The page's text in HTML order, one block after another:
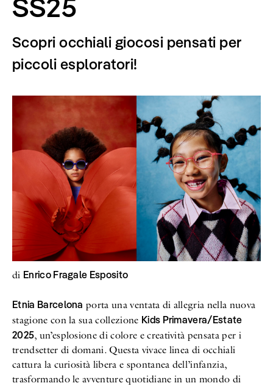
Newsletter
Privacy Policy
SS25
Scopri occhiali giocosi pensati per
piccoli esploratori!
di Enrico Fragale Esposito
Etnia Barcelona porta una ventata di allegria nella nuova
stagione con la sua collezione Kids Primavera/Estate
2025, un’esplosione di colore e creatività pensata per i
trendsetter di domani. Questa vivace linea di occhiali
cattura la curiosità libera e spontanea dell’infanzia,
trasformando le avventure quotidiane in un mondo di